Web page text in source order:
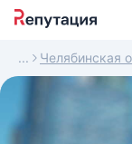
Челябинская